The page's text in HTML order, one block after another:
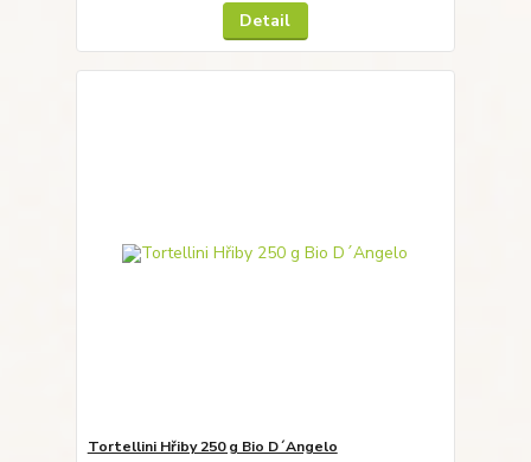
Detail
Tortellini Hřiby 250 g Bio D´Angelo